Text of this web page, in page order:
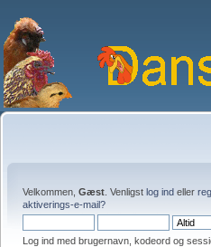
Velkommen, Gæst . Venligst log ind eller
aktiverings-e-mail?
Log ind med brugernavn, kodeord og